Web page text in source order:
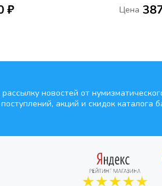
₽
Цена
новостей от
акций и скидок каталога